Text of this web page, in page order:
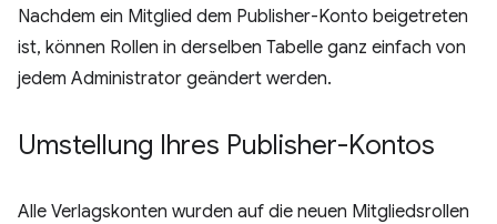
Nachdem ein Mitglied dem Publisher-Konto beigetreten
ist, können Rollen in derselben Tabelle ganz einfach von
jedem Administrator geändert werden.
Umstellung Ihres Publisher-Kontos
Alle Verlagskonten wurden auf die neuen Mitgliedsrollen